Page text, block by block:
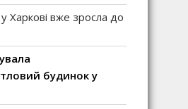
Харкові вже зросла до
будинок у